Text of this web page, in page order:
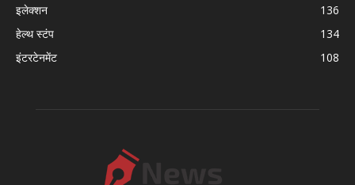
इलेक्शन
136
हेल्थ स्टंप
134
इंटरटेनमेंट
108